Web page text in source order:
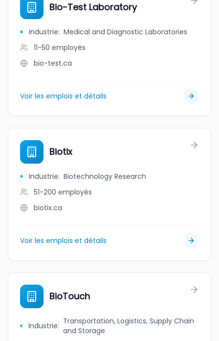
Bio-Test Laboratory
Industrie: Medical and Diagnostic Laboratories
11-50 employés
bio-test.ca
Voir les emplois et détails
Biotix
Industrie: Biotechnology Research
51-200 employés
biotix.ca
Voir les emplois et détails
BioTouch
Industrie: Transportation, Logistics, Supply Chain
and Storage